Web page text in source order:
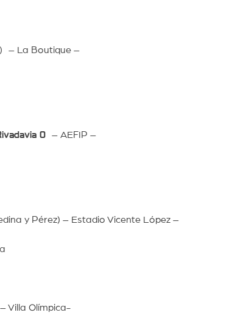
– La Boutique –
0– AEFIP –
y Pérez) – Estadio Vicente López –
– Villa Olímpica-